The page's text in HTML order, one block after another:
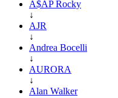
A$AP Rocky
↓
AJR
↓
Andrea Bocelli
↓
AURORA
↓
Alan Walker